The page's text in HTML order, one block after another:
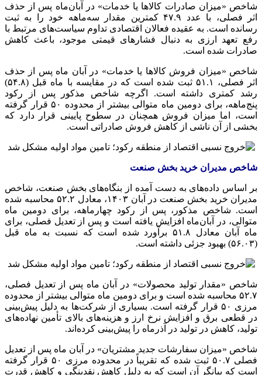
شاخص «میزان صادرات کالاها یا خدمات» در آبان‌ماه پس از حذف
اثر فصلی، با عدد ۴۷.۹ کمترین مقدار سه‌ماهه خود را به ثبت
رسانده است. به عقیده فعالان اقتصادی تداوم سیاست‌های مرتبط با
رفع تعهد ارزی به دنبال فشارهای قیمتی موجود، باعث کاهش
صادرات شده است.
شاخص «میزان فروش کالاها یا خدمات» در آبان ماه پس از حذف
اثر فصلی، ۵۱.۱ ثبت شده است که در مقایسه با ماه قبل (۵۴.۸)
رشد کمتری داشته است. اگرچه شاخص مذکور پس از رکود
پنج‌ماهه، برای دومین ماه متوالی بیشتر از محدوده ۵۰ قرار گرفته
است، اما میزان فروش همچنان در سطوح پایینی قرار دارد که
بخشی از آن ناشی از کاهش فروش صادراتی است.
شاخص مدیران خرید بخش صنعت
بر اساس داده‌های به دست آمده از بنگاه‌های بخش صنعت، شاخص
مدیران خرید بخش صنعت در آبان ۱۴۰۳، معادل ۵۲.۲ محاسبه شده
است. شاخص مذکور، پس از رکود چهارماهه، برای دومین ماه
متوالی، در آبان‌ماه افزایش یافته است و پس از تعدیل فصلی، برای
ماه آبان معادل ۵۱.۸ برآورد شده است که نسبت به ماه قبل
(۵۶.۰۳) بهبود جزئی داشته است.
شاخص «مقدار تولید محصولات» در آبان ماه پس از تعدیل فصلی،
۵۲.۷ محاسبه شده است و برای دومین ماه متوالی بیشتر از محدوده
مرزی ۵۰ قرار گرفته است. بسیاری از شرکت‌ها به دلیل پیش‌بینی
در قطعی برق و افزایش نرخ ارز و هزینه‌های بالای تأمین نهاده‌های
تولید، کاهش در تولید در آذرماه را پیش‌بینی کرده‌اند.
شاخص «میزان سفارشات جدید مشتریان» در آبان ماه پس از تعدیل
فصلی ۵۰.۷ ثبت شده که تقریباً در محدوده مرزی ۵۰ قرار گرفته
است که بیانگر آن است که به دلیل کاهش نقدینگی و کاهش قدرت